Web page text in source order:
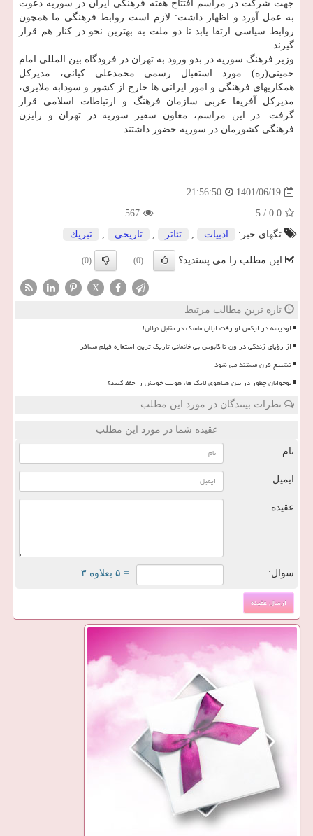
جهت شرکت در مراسم افتتاح هفته فرهنگی ایران در سوریه دعوت
به عمل آورد و اظهار داشت: لازم است روابط فرهنگی ما همچون
روابط سیاسی ارتقا یابد تا دو ملت به بهترین نحو در کنار هم قرار
گیرند.
وزیر فرهنگ سوریه در بدو ورود به تهران در فرودگاه بین المللی امام
خمینی(ره) مورد استقبال رسمی محمدعلی کیانی، مدیرکل
همکاریهای فرهنگی و امور ایرانی ها خارج از کشور و سودابه ملایری،
مدیرکل آفریقا عربی سازمان فرهنگ و ارتباطات اسلامی قرار
گرفت. در این مراسم، معاون سفیر سوریه در تهران و رایزن
فرهنگی کشورمان در سوریه حضور داشتند.
1401/06/19
21:56:50
0.0
/
5
567
تگهای خبر:
ادبیات , تئاتر , تاریخی , تبریك
این مطلب را می پسندید؟ (0)
(0)
X
تازه ترین مطالب مرتبط
اودیسه در ایکس لو رفت ایلان ماسک در مقابل نولان!
از رؤیای زندگی در ون تا کابوس بی خانمانی تاریک ترین استعاره فیلم مسافر
تشییع قرن مستند می شود
نوجوانان چطور در بین هیاهوی لایک ها، هویت خویش را حفظ کنند؟
نظرات بینندگان در مورد این مطلب
عقیده شما در مورد این مطلب
نام:
ایمیل:
عقیده:
سوال: = ۵ بعلاوه ۳